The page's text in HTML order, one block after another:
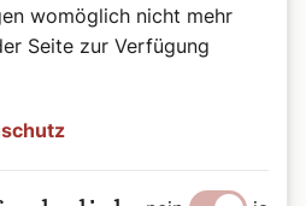
(nicht)
Antrittsbesuch bei Papst Leo
XIV. nach Rom.
womöglich nicht mehr
Seite zur Verfügung